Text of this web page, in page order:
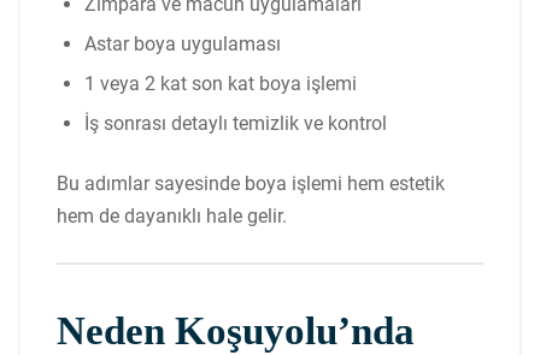
Zımpara ve macun uygulamaları
Astar boya uygulaması
1 veya 2 kat son kat boya işlemi
İş sonrası detaylı temizlik ve kontrol
Bu adımlar sayesinde boya işlemi hem estetik
hem de dayanıklı hale gelir.
Neden Koşuyolu’nda